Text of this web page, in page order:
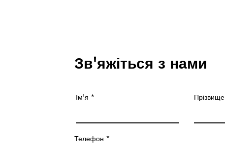
Зв'яжіться з нами
Ім'я Прізвище
Телефон